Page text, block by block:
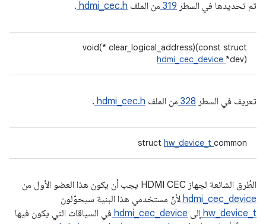
تم تحديدها في السطر 319 من الملف hdmi_cec.h
.
void(* clear_logical_address)(const struct
hdmi_cec_device *dev)
تعريف في السطر 328 من الملف hdmi_cec.h
.
struct hw_device_t common
الطُرق الشائعة لجهاز HDMI CEC يجب أن يكون هذا
العضو الأول من
hdmi_cec_device لأنّ مستخدمي هذا البنية سيحوّلون
hw_device_t إلى hdmi_cec_device في السياقات التي يكون فيها